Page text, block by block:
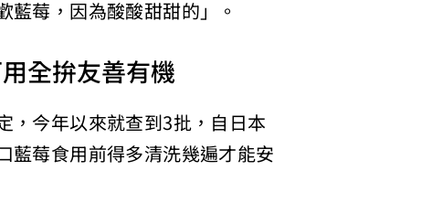
莓，因為酸酸甜甜的」。
全拚友善有機
今年以來就查到3批，自日本
莓食用前得多清洗幾遍才能安